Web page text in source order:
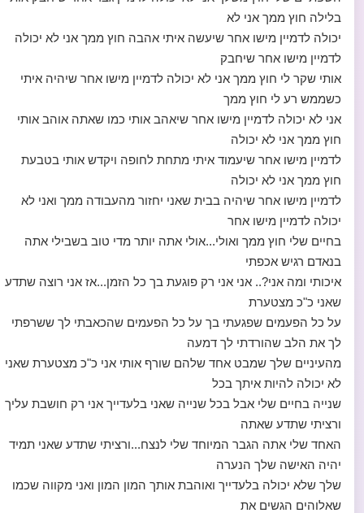
בלילה חוץ ממך אני לא
יכולה לדמיין מישו אחר שיעשה איתי אהבה חוץ ממך אני לא יכולה
לדמיין מישו אחר שיחבק
אותי שקר לי חוץ ממך אני לא יכולה לדמיין מישו אחר שיהיה איתי
כשממש רע לי חוץ ממך
אני לא יכולה לדמיין מישו אחר שיאהב אותי כמו שאתה אוהב אותי
חוץ ממך אני לא יכולה
לדמיין מישו אחר שיעמוד איתי מתחת לחופה ויקדש אותי בטבעת
חוץ ממך אני לא יכולה
לדמיין מישו אחר שיהיה בבית שאני יחזור מהעבודה ממך ואני לא
יכולה לדמיין מישו אחר
בחיים שלי חוץ ממך ואולי...אולי אתה יותר מדי טוב בשבילי אתה
בנאדם רגיש אכפתי
איכותי ומה אני?.. אני אני רק פוגעת בך כל הזמן...אז אני רוצה שתדע
שאני כ"כ מצטערת
על כל הפעמים שפגעתי בך על כל הפעמים שהכאבתי לך ששרפתי
לך את הלב שהורדתי לך דמעה
מהעיניים שלך שמבט אחד שלהם שורף אותי אני כ"כ מצטערת שאני
לא יכולה להיות איתך בכל
שנייה בחיים שלי אבל בכל שנייה שאני בלעדייך אני רק חושבת עליך
ורציתי שתדע שאתה
האחד שלי אתה הגבר המיוחד שלי לנצח...ורציתי שתדע שאני תמיד
יהיה האישה שלך הנערה
שלך שלא יכולה בלעדייך ואוהבת אותך המון המון ואני מקווה שכמו
שאלוהים הגשים את